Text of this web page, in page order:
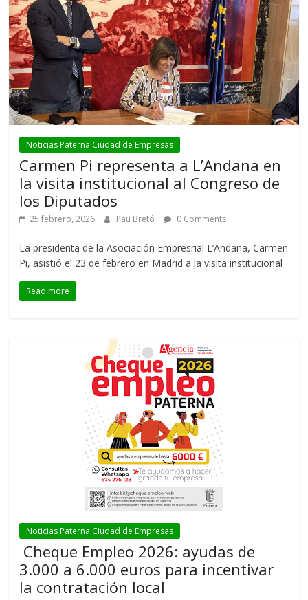
Noticias Paterna Ciudad de Empresas
Carmen Pi representa a L’Andana en
la visita institucional al Congreso de
los Diputados
25 febrero, 2026 Pau Bretó 0 Comments
La presidenta de la Asociación Empresrial L’Andana, Carmen
Pi, asistió el 23 de febrero en Madrid a la visita institucional
Read more
Noticias Paterna Ciudad de Empresas
Cheque Empleo 2026: ayudas de
3.000 a 6.000 euros para incentivar
la contratación local